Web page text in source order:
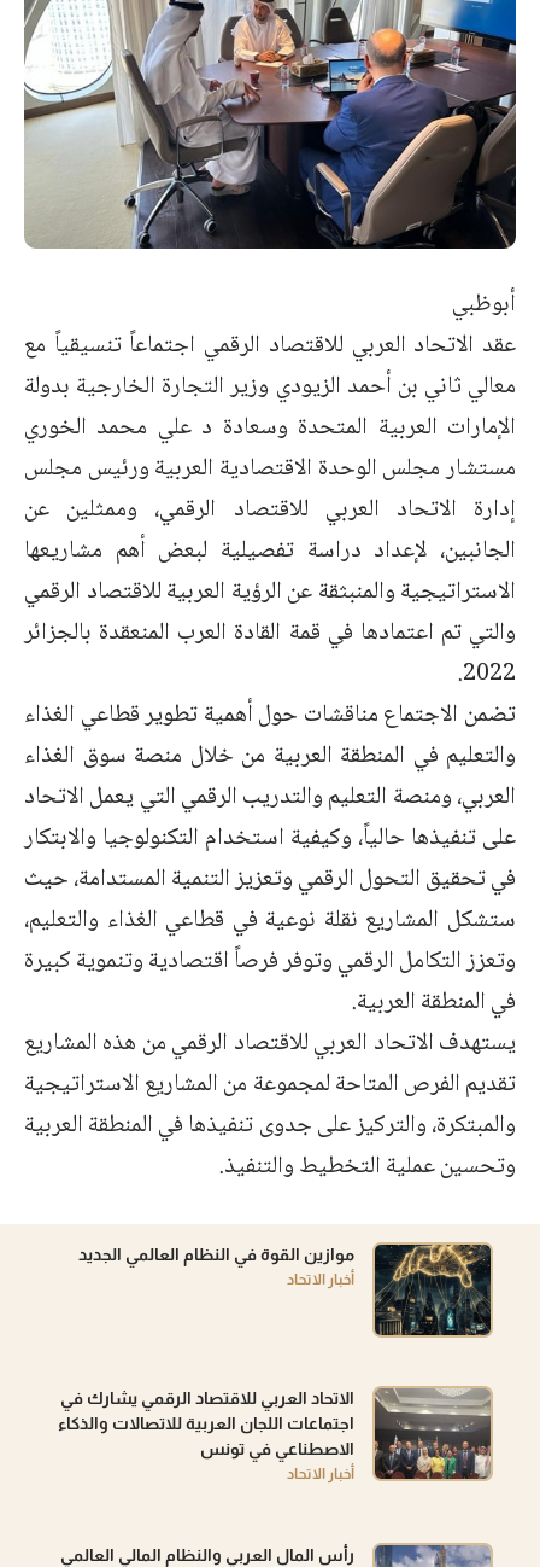
أبوظبي
عقد الاتحاد العربي للاقتصاد الرقمي اجتماعاً تنسيقياً مع
معالي ثاني بن أحمد الزيودي وزير التجارة الخارجية بدولة
الإمارات العربية المتحدة وسعادة د علي محمد الخوري
مستشار مجلس الوحدة الاقتصادية العربية ورئيس مجلس
إدارة الاتحاد العربي للاقتصاد الرقمي، وممثلين عن
الجانبين، لإعداد دراسة تفصيلية لبعض أهم مشاريعها
الاستراتيجية والمنبثقة عن الرؤية العربية للاقتصاد الرقمي
والتي تم اعتمادها في قمة القادة العرب المنعقدة بالجزائر
2022.
تضمن الاجتماع مناقشات حول أهمية تطوير قطاعي الغذاء
والتعليم في المنطقة العربية من خلال منصة سوق الغذاء
العربي، ومنصة التعليم والتدريب الرقمي التي يعمل الاتحاد
على تنفيذها حالياً، وكيفية استخدام التكنولوجيا والابتكار
في تحقيق التحول الرقمي وتعزيز التنمية المستدامة، حيث
ستشكل المشاريع نقلة نوعية في قطاعي الغذاء والتعليم،
وتعزز التكامل الرقمي وتوفر فرصاً اقتصادية وتنموية كبيرة
في المنطقة العربية.
يستهدف الاتحاد العربي للاقتصاد الرقمي من هذه المشاريع
تقديم الفرص المتاحة لمجموعة من المشاريع الاستراتيجية
والمبتكرة، والتركيز على جدوى تنفيذها في المنطقة العربية
وتحسين عملية التخطيط والتنفيذ.
موازين القوة في النظام العالمي الجديد
أخبار الاتحاد
الاتحاد العربي للاقتصاد الرقمي يشارك في
اجتماعات اللجان العربية للاتصالات والذكاء
الاصطناعي في تونس
أخبار الاتحاد
رأس المال العربي والنظام المالي العالمي